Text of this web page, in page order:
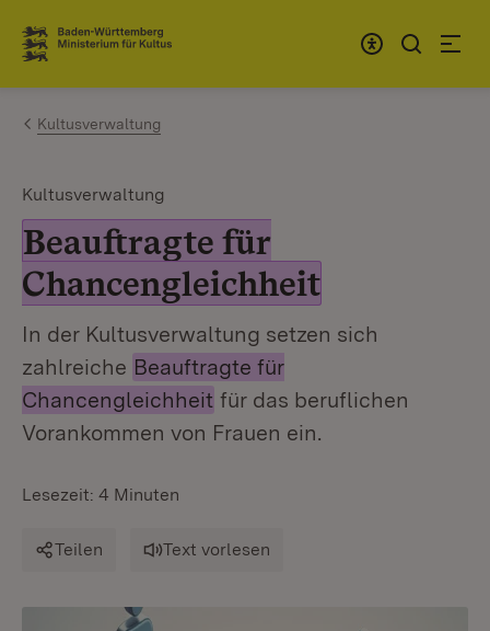
Zum Inhalt springen
Link zur Startseite
Kultusverwaltung
Kultusverwaltung
Beauftragte für
Chancengleichheit
In der Kultusverwaltung setzen sich
zahlreiche Beauftragte für
Chancengleichheit für das beruflichen
Vorankommen von Frauen ein.
Lesezeit: 4 Minuten
Teilen Text vorlesen